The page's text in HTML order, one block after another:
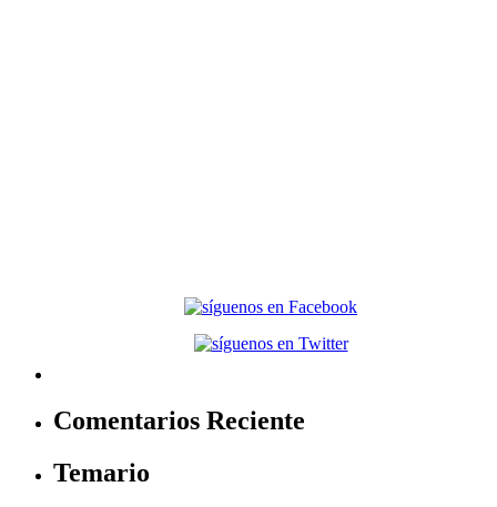
Comentarios Reciente
Temario